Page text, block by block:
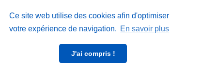
Ce site web utilise des cookies afin d'optimiser
votre expérience de navigation. En savoir plus
J'ai compris !